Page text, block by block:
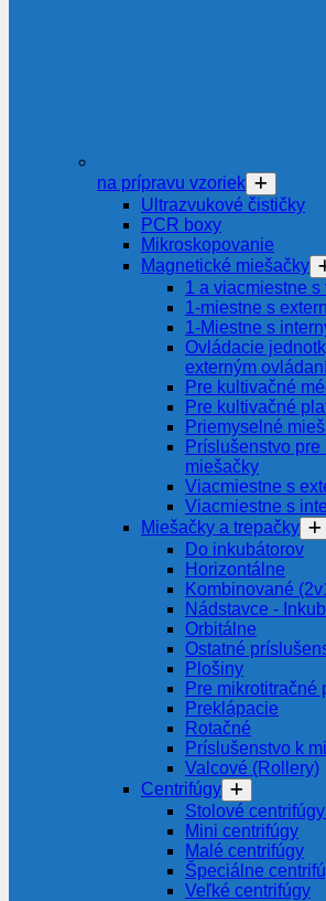
na prípravu vzoriek
Ultrazvukové čističky
PCR boxy
Mikroskopovanie
Magnetické miešačky
1 a viacmiestne
1-miestne s
1-Miestne s
Ovládacie
externým
Pre kultivačné
Pre kultivačné
Priemyselné
Príslušenstvo pre
miešačky
Viacmiestne s
Viacmiestne s
Miešačky a trepačky
Do inkubátorov
Horizontálne
Kombinované
Nádstavce -
Orbitálne
Ostatné
Plošiny
Pre mikrotitračné
Preklápacie
Rotačné
Príslušenstvo k
Valcové (Rollery)
Centrifúgy
Stolové
Mini centrifúgy
Malé centrifúgy
Špeciálne
Veľké centrifúgy